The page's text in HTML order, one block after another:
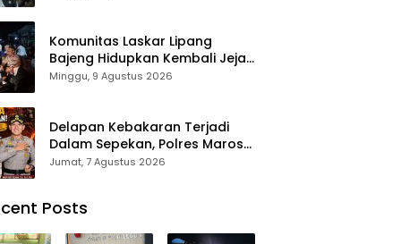
Komunitas Laskar Lipang
Bajeng Hidupkan Kembali Jejak
Perjuangan Ranggong Daeng
Adalah Warisan yang Tak
Ternilai”.
Minggu, 9 Agustus 2026
Delapan Kebakaran Terjadi
Dalam Sepekan, Polres Maros
Keluarkan Imbauan kepada
Jumat, 7 Agustus 2026
Posts